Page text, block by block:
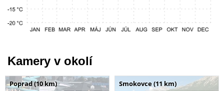
Kamery v okolí
Poprad (10 km) Smokovce (11 km)